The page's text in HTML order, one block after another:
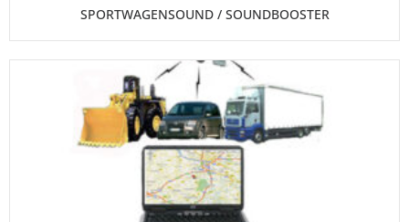
SPORTWAGENSOUND / SOUNDBOOSTER